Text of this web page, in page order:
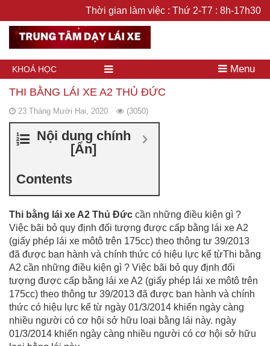
Thời gian làm việc : Thứ 2-T7 : 8h-17h30
KHOÁ HỌC Menu
THI BẰNG LÁI XE A2 THỦ ĐỨC
23 Tháng Mười Hai, 2020 (3050)
Nội dung chính
[Ẩn]
Contents
Thi bằng lái xe A2 Thủ Đức cần những điều kiện gì ?
Việc bãi bỏ quy định đối tượng được cấp bằng lái xe A2
(giấy phép lái xe môtô trên 175cc) theo thông tư 39/2013
đã được ban hành và chính thức có hiệu lực kể từThi bằng
A2 cần những điều kiện gì ? Việc bãi bỏ quy định đối
tượng được cấp bằng lái xe A2 (giấy phép lái xe môtô trên
175cc) theo thông tư 39/2013 đã được ban hành và chính
thức có hiệu lực kể từ ngày 01/3/2014 khiến ngày càng
nhiều người có cơ hội sở hữu loại bằng lái này. ngày
01/3/2014 khiến ngày càng nhiều người có cơ hội sở hữu